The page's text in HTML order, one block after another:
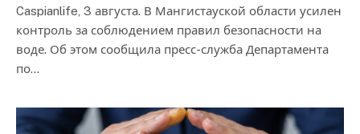
Caspianlife, 3 августа. В Мангистауской области усилен
контроль за соблюдением правил безопасности на
воде. Об этом сообщила пресс-служба Департамента
по…